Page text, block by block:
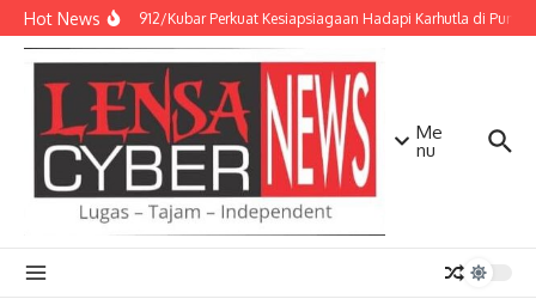
Lewati ke konten
Hot NewsKodim 0912/Kubar Perkuat Kesiapsiagaan Hadapi Karhutla di
Me
nu